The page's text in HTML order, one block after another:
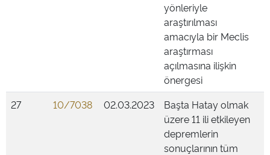
yönleriyle
araştırılması
amacıyla bir Meclis
araştırması
açılmasına ilişkin
önergesi
27
10/7038 02.03.2023
Başta Hatay olmak
üzere 11 ili etkileyen
depremlerin
sonuçlarının tüm